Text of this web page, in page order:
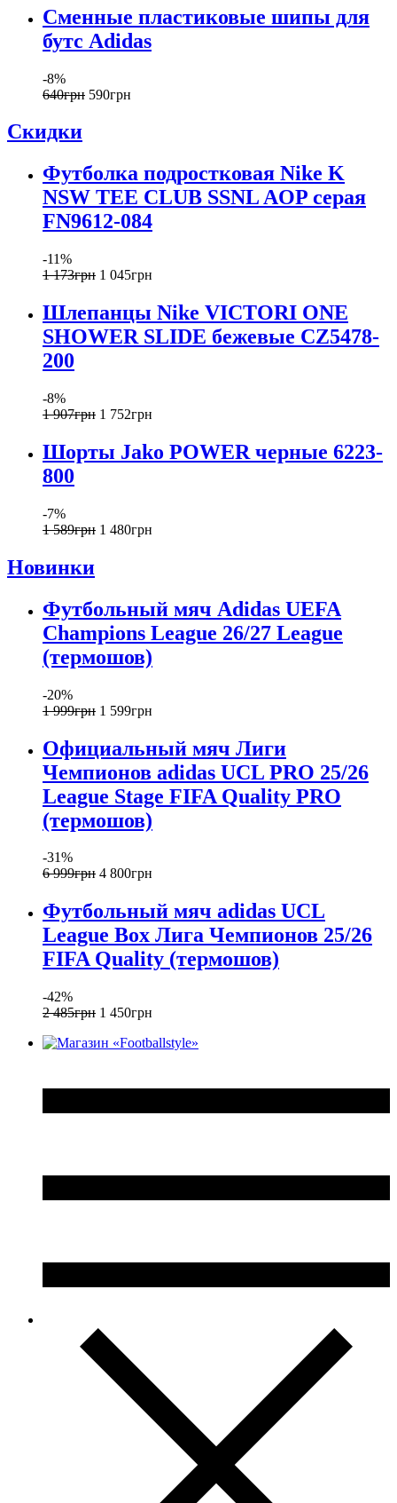
Сменные пластиковые шипы для
бутс Adidas
-8%
640грн 590грн
Скидки
Футболка подростковая Nike K
NSW TEE CLUB SSNL AOP серая
FN9612-084
-11%
1 173грн 1 045грн
Шлепанцы Nike VICTORI ONE
SHOWER SLIDE бежевые CZ5478-
200
-8%
1 907грн 1 752грн
Шорты Jako POWER черные 6223-
800
-7%
1 589грн 1 480грн
Новинки
Футбольный мяч Adidas UEFA
Champions League 26/27 League
(термошов)
-20%
1 999грн 1 599грн
Официальный мяч Лиги
Чемпионов adidas UCL PRO 25/26
League Stage FIFA Quality PRO
(термошов)
-31%
6 999грн 4 800грн
Футбольный мяч adidas UCL
League Box Лига Чемпионов 25/26
FIFA Quality (термошов)
-42%
2 485грн 1 450грн